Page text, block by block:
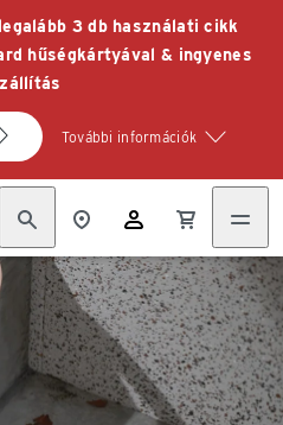
3 db használati cikk
hűségkártyával & ingyenes
További információk